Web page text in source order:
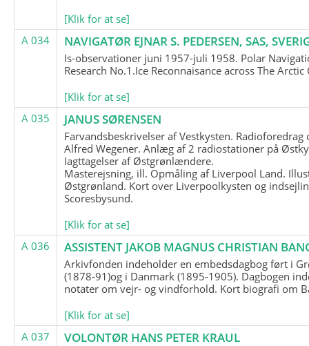
[Klik for at se]
A 034
NAVIGATØR EJNAR S. PEDERSEN, SAS,
Is-observationer juni 1957-juli 1958. Polar
Research No.1.Ice Reconnaisance across The Arctic
[Klik for at se]
A 035
JANUS SØRENSEN
Farvandsbeskrivelser af Vestkysten. Radioforedrag
Alfred Wegener. Anlæg af 2 radiostationer på
Iagttagelser af Østgrønlændere.
Masterejsning, ill. Opmåling af Liverpool Land.
Østgrønland. Kort over Liverpoolkysten og
Scoresbysund.
[Klik for at se]
A 036
ASSISTENT JAKOB MAGNUS CHRISTIAN
Arkivfonden indeholder en embedsdagbog ført i
(1878-91)og i Danmark (1895-1905). Dagbogen
notater om vejr- og vindforhold. Kort biografi om
[Klik for at se]
A 037
VOLONTØR HANS PETER KRAUL